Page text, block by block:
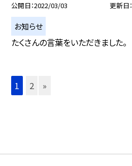
公開日 2022/03/03 更新日
お知らせ
たくさんの言葉をいただきました。
1 2 »